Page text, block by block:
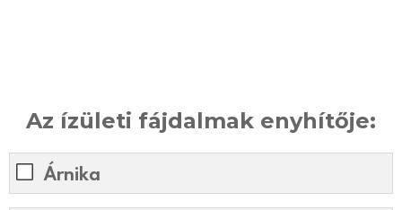
Az ízületi fájdalmak enyhítője:
Árnika